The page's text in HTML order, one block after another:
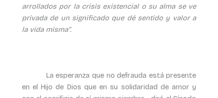
arrollados por la crisis existencial o su alma se ve
privada de un significado que dé sentido y valor a
la vida misma”.
La esperanza que no defrauda está presente
en el Hijo de Dios que en su solidaridad de amor y